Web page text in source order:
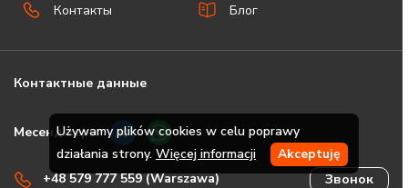
Контакты
Блог
Контактные данные
Месенджеры
+48 579 777 559 (Warszawa) Звонок
Używamy plików cookies w celu poprawy
działania strony. Więcej informacji Akceptuję